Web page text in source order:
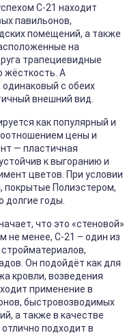
С-21 находит
павильонов,
помещений, а также
на
трапециевидные
жёсткость. А
с обеих
внешний вид.
как популярный и
цены и
— пластичная
к выгоранию и
цветов. При условии
покрытые Полиэстером,
долгие годы.
что это «стеновой»
не менее, С-21 – один из
Он подойдёт как для
кровли, возведения
применение в
быстровозводимых
а также в качестве
подходит в